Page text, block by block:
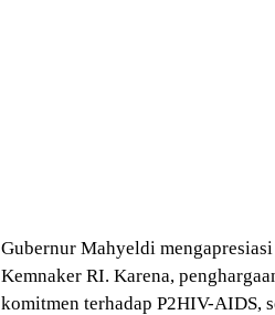
Gubernur Mahyeldi
Kemnaker RI. Karena,
komitmen terhadap P2HIV-AIDS,